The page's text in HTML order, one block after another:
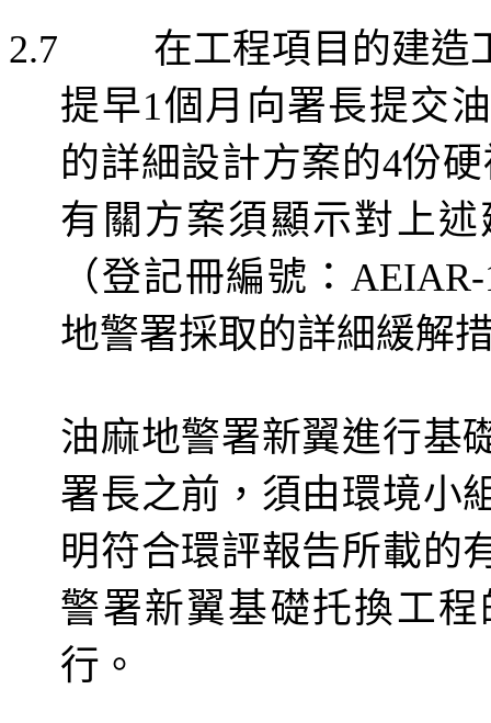
2.7
在工程項目的建造
提早1個月向署長提交
的詳細設計方案的4份
有關方案須顯示對上
（登記冊編號： AEIAR-
地警署採取的詳細緩解
油麻地警署新翼進行基
署長之前，須由環境小
明符合環評報告所載的
警署新翼基礎托換工程
行。